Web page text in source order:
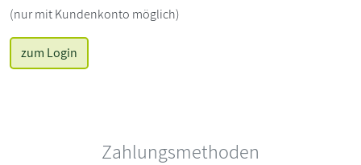
(nur mit Kundenkonto möglich)
zum Login
Zahlungsmethoden